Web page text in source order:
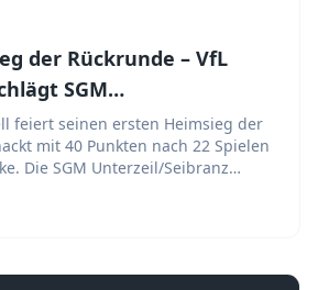
der Rückrunde – VfL
SGM
3:0
feiert seinen ersten Heimsieg der
mit 40 Punkten nach 22 Spielen
Die SGM Unterzeil/Seibranz